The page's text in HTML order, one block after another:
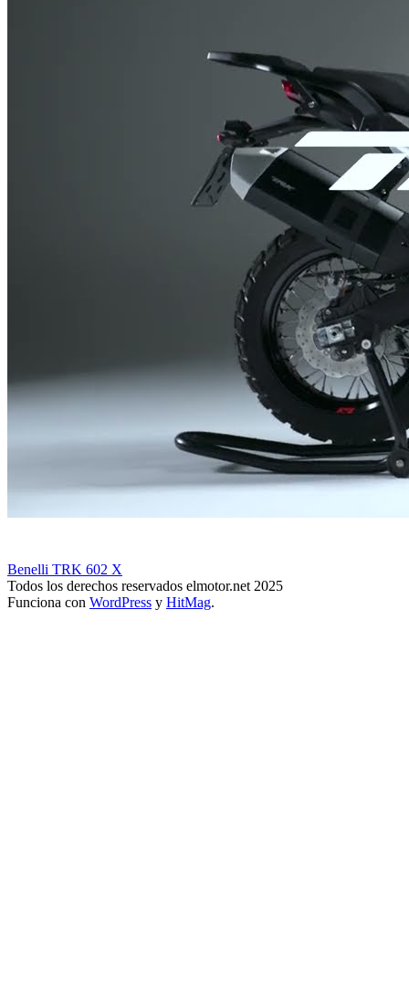
Benelli TRK 602 X
Todos los derechos reservados elmotor.net 2025
Funciona con WordPress y HitMag.